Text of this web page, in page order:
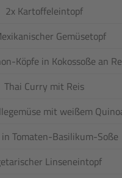
2x Kartoffeleintopf
Gemüsetopf
Köpfe in Kokossoße an
Thai Curry mit Reis
mit weißem
Tomaten-Basilikum-Soße
Linseneintopf